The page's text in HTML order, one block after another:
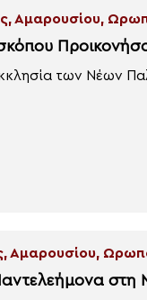
Αμαρουσίου,
των Νέων
Αμαρουσίου,
στη